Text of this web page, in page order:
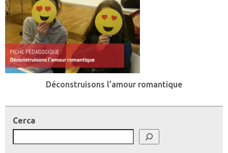
Déconstruisons l’amour romantique
Cerca